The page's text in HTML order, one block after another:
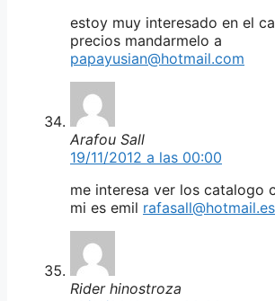
estoy muy interesado en el
precios mandarmelo a
papayusian@hotmail.com
Arafou Sall
19/11/2012 a las 00:00
me interesa ver los catalogo
mi es emil rafasall@hotmail.es
Rider hinostroza